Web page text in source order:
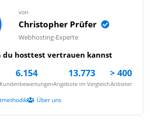
von
Christopher Prüfer
Webhosting-Experte
du hosttest vertrauen kannst
6.154
Kundenbewertungen
13.773
Angebote im Vergleich
> 400
Anbieter
Über uns